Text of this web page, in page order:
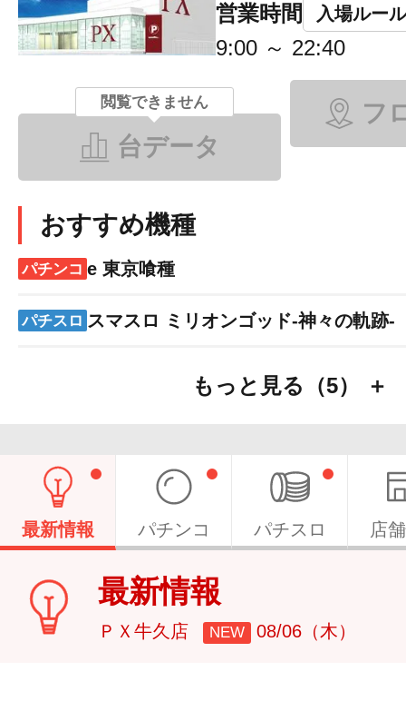
営業時間 入場ルール
9:00 ～ 22:40
閲覧できません
台データ
フ
おすすめ機種
パチンコ e 東京喰種
パチスロ スマスロ ミリオンゴッド-神々の軌跡-
もっと見る（5） ＋
最新情報 パチンコ パチスロ 店
最新情報
ＰＸ牛久店 NEW 08/06（木）